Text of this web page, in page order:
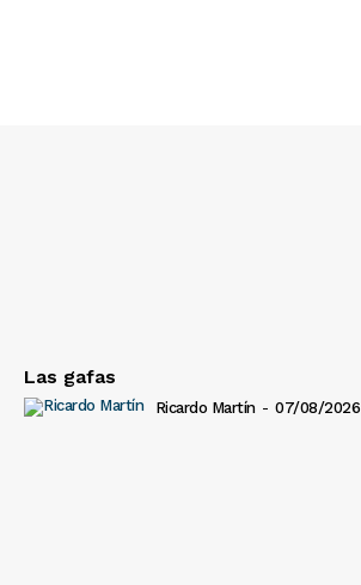
Las gafas
Ricardo Martín - 07/08/2026